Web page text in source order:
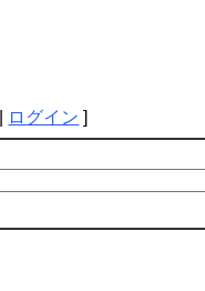
ログイン ]